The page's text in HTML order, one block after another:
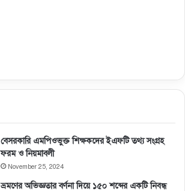
বেসরকারি এমপিওভুক্ত শিক্ষকদের ইএফটি তথ্য সংগ্রহ
ফরম ও নিয়মাবলী
November 25, 2024
ভ্রমণের অভিজ্ঞতার বর্ণনা দিয়ে ১৫০ শব্দের একটি নিবন্ধ